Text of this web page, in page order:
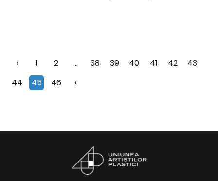
‹ 1 2 ... 38 39 40 41 42
43
44
45 46 ›